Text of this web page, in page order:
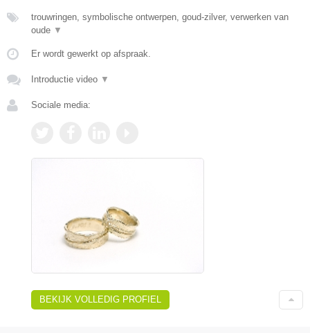
trouwringen, symbolische ontwerpen, goud-zilver, verwerken van
oude ▼
Er wordt gewerkt op afspraak.
Introductie video ▼
Sociale media:
BEKIJK VOLLEDIG PROFIEL